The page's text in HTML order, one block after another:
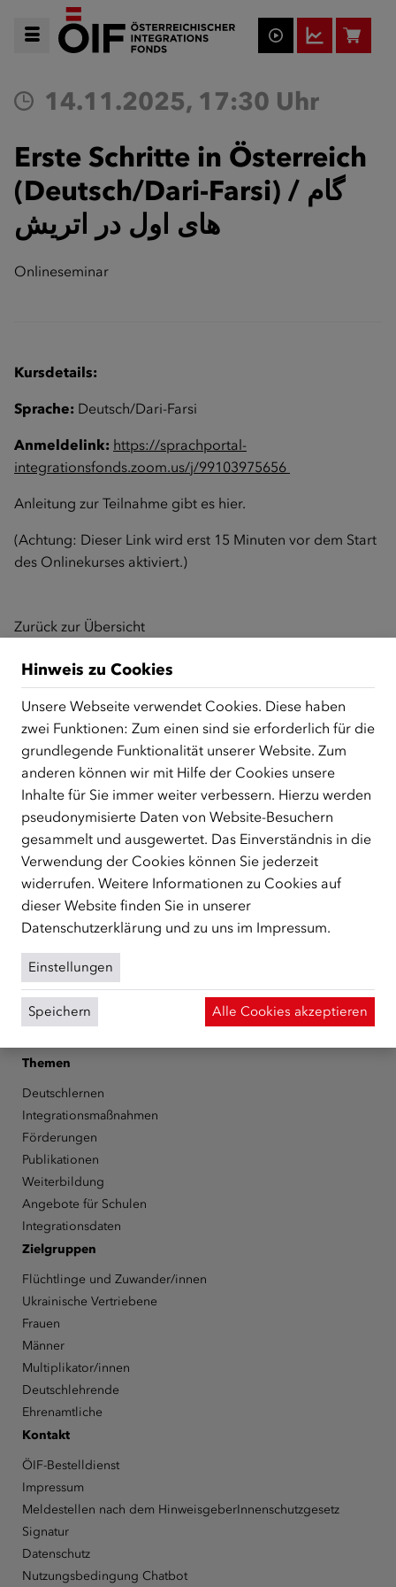
14.11.2025, 17:30 Uhr
Erste Schritte in Österreich
(Deutsch/Dari-Farsi) / گام
های اول در اتریش
Onlineseminar
Kursdetails:
Sprache: Deutsch/Dari-Farsi
Anmeldelink: https://sprachportal-
integrationsfonds.zoom.us/j/99103975656
Anleitung zur Teilnahme gibt es hier.
(Achtung: Dieser Link wird erst 15 Minuten vor dem Start
des Onlinekurses aktiviert.)
Zurück zur Übersicht
ÜBER UNS
Der Österreichische Integrationsfonds (ÖIF) ist ein Fonds der
Republik Österreich, der Flüchtlinge, subsidiär
Schutzberechtigte, Vertriebene sowie Zuwander/innen als
zentrale Anlaufstelle bei der Integration in Österreich
unterstützt.mehr
FacebookYouTubeInstagramLinkedIn
Über den ÖIF
Der Österreichische Integrationsfonds (ÖIF)
Organigramm
Presse
Informationen erhalten
Karriere
Themen
Deutschlernen
Integrationsmaßnahmen
Förderungen
Publikationen
Weiterbildung
Angebote für Schulen
Integrationsdaten
Zielgruppen
Flüchtlinge und Zuwander/innen
Ukrainische Vertriebene
Frauen
Männer
Multiplikator/innen
Deutschlehrende
Ehrenamtliche
Kontakt
ÖIF-Bestelldienst
Impressum
Meldestellen nach dem HinweisgeberInnenschutzgesetz
Signatur
Datenschutz
Nutzungsbedingung Chatbot
Hinweis zu Cookies
Unsere Webseite verwendet Cookies. Diese haben
zwei Funktionen: Zum einen sind sie erforderlich für die
grundlegende Funktionalität unserer Website. Zum
anderen können wir mit Hilfe der Cookies unsere
Inhalte für Sie immer weiter verbessern. Hierzu werden
pseudonymisierte Daten von Website-Besuchern
gesammelt und ausgewertet. Das Einverständnis in die
Verwendung der Cookies können Sie jederzeit
widerrufen. Weitere Informationen zu Cookies auf
dieser Website finden Sie in unserer
Datenschutzerklärung und zu uns im Impressum.
Einstellungen
Speichern Alle Cookies akzeptieren